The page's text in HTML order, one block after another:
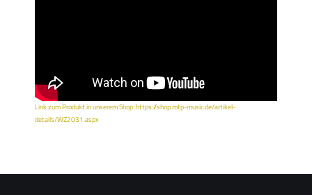
Link zum Produkt in unserem Shop: https://shop.mtp-music.de/artikel-
details/WZ2031.aspx